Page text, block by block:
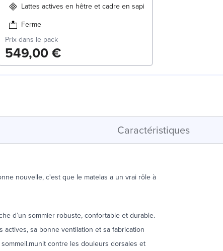
Lattes actives en hêtre et cadre en sapin blanc
Ferme
Prix dans le pack
549,00 €
Caractéristiques
nouvelle, c'est que le matelas a un vrai rôle à
d’un sommier robuste, confortable et durable.
sa bonne ventilation et sa fabrication
contre les douleurs dorsales et